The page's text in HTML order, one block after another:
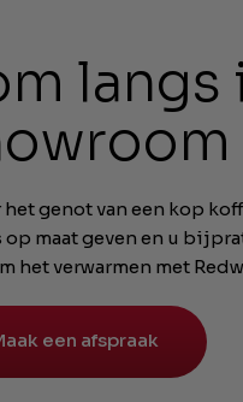
langs
genot van een kop
op maat geven en u
het verwarmen met
een afspraak